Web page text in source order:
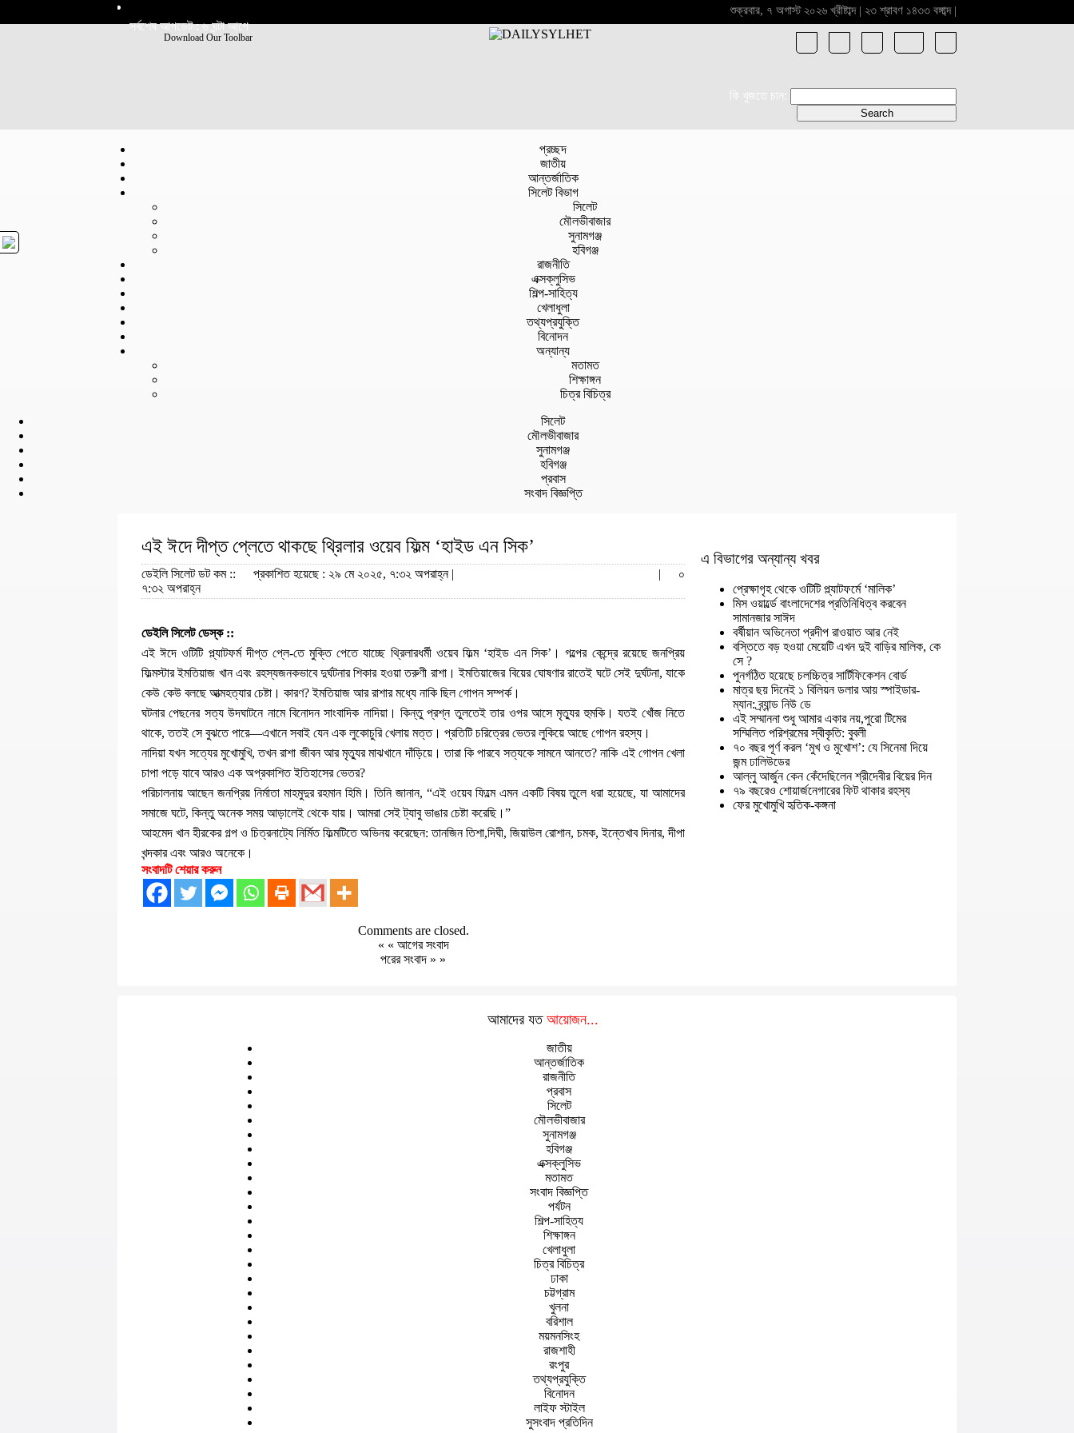
সর্বশেষ আপডেট : ৬ ঘন্টা আগে
শুক্রবার, ৭ অগাস্ট ২০২৬ খ্রীষ্টাব্দ | ২৩ শ্রাবণ ১৪৩৩ বঙ্গাব্দ |
Download Our Toolbar
কি খুজতে চান:
প্রচ্ছদ
জাতীয়
আন্তর্জাতিক
সিলেট বিভাগ
সিলেট
মৌলভীবাজার
সুনামগঞ্জ
হবিগঞ্জ
রাজনীতি
এক্সক্লুসিভ
শিল্প-সাহিত্য
খেলাধুলা
তথ্যপ্রযুক্তি
বিনোদন
অন্যান্য
মতামত
শিক্ষাঙ্গন
চিত্র বিচিত্র
সিলেট
মৌলভীবাজার
সুনামগঞ্জ
হবিগঞ্জ
প্রবাস
সংবাদ বিজ্ঞপ্তি
এই ঈদে দীপ্ত প্লেতে থাকছে থ্রিলার ওয়েব ফিল্ম ‘হাইড এন সিক’
ডেইলি সিলেট ডট কম ::
প্রকাশিত হয়েছে : ২৯ মে ২০২৫, ৭:৩২ অপরাহ্ন |
৭:৩২ অপরাহ্ন
| ০
ডেইলি সিলেট ডেস্ক ::
এই ঈদে ওটিটি প্ল্যাটফর্ম দীপ্ত প্লে-তে মুক্তি পেতে যাচ্ছে থ্রিলারধর্মী ওয়েব ফিল্ম ‘হাইড এন সিক’। গল্পের কেন্দ্রে রয়েছে জনপ্রিয়
ফিল্মস্টার ইমতিয়াজ খান এবং রহস্যজনকভাবে দুর্ঘটনার শিকার হওয়া তরুণী রাশা। ইমতিয়াজের বিয়ের ঘোষণার রাতেই ঘটে সেই দুর্ঘটনা, যাকে
কেউ কেউ বলছে আত্মহত্যার চেষ্টা। কারণ? ইমতিয়াজ আর রাশার মধ্যে নাকি ছিল গোপন সম্পর্ক।
ঘটনার পেছনের সত্য উদঘাটনে নামে বিনোদন সাংবাদিক নাদিয়া। কিন্তু প্রশ্ন তুলতেই তার ওপর আসে মৃত্যুর হুমকি। যতই খোঁজ নিতে
থাকে, ততই সে বুঝতে পারে—এখানে সবাই যেন এক লুকোচুরি খেলায় মত্ত। প্রতিটি চরিত্রের ভেতর লুকিয়ে আছে গোপন রহস্য।
নাদিয়া যখন সত্যের মুখোমুখি, তখন রাশা জীবন আর মৃত্যুর মাঝখানে দাঁড়িয়ে। তারা কি পারবে সত্যকে সামনে আনতে? নাকি এই গোপন খেলা
চাপা পড়ে যাবে আরও এক অপ্রকাশিত ইতিহাসের ভেতর?
পরিচালনায় আছেন জনপ্রিয় নির্মাতা মাহমুদুর রহমান হিমি। তিনি জানান, “এই ওয়েব ফিল্মে এমন একটি বিষয় তুলে ধরা হয়েছে, যা আমাদের
সমাজে ঘটে, কিন্তু অনেক সময় আড়ালেই থেকে যায়। আমরা সেই ট্যাবু ভাঙার চেষ্টা করেছি।”
আহমেদ খান হীরকের গল্প ও চিত্রনাট্যে নির্মিত ফিল্মটিতে অভিনয় করেছেন: তানজিন তিশা,দিঘী, জিয়াউল রোশান, চমক, ইন্তেখাব দিনার, দীপা
খন্দকার এবং আরও অনেকে।
সংবাদটি শেয়ার করুন
Comments are closed.
« « আগের সংবাদ
পরের সংবাদ » »
এ বিভাগের অন্যান্য খবর
প্রেক্ষাগৃহ থেকে ওটিটি প্ল্যাটফর্মে ‘মালিক’
মিস ওয়ার্ল্ডে বাংলাদেশের প্রতিনিধিত্ব করবেন
সামানজার সাঈদ
বর্ষীয়ান অভিনেতা প্রদীপ রাওয়াত আর নেই
বস্তিতে বড় হওয়া মেয়েটি এখন দুই বাড়ির মালিক, কে
সে ?
পুনর্গঠিত হয়েছে চলচ্চিত্র সার্টিফিকেশন বোর্ড
মাত্র ছয় দিনেই ১ বিলিয়ন ডলার আয় স্পাইডার-
ম্যান: ব্র্যান্ড নিউ ডে
এই সম্মাননা শুধু আমার একার নয়,পুরো টিমের
সম্মিলিত পরিশ্রমের স্বীকৃতি: বুবলী
৭০ বছর পূর্ণ করল ‘মুখ ও মুখোশ’: যে সিনেমা দিয়ে
জন্ম ঢালিউডের
আল্লু আর্জুন কেন কেঁদেছিলেন শ্রীদেবীর বিয়ের দিন
৭৯ বছরেও শোয়ার্জনেগারের ফিট থাকার রহস্য
ফের মুখোমুখি হৃতিক-কঙ্গনা
আমাদের যত আয়োজন...
জাতীয়
আন্তর্জাতিক
রাজনীতি
প্রবাস
সিলেট
মৌলভীবাজার
সুনামগঞ্জ
হবিগঞ্জ
এক্সক্লুসিভ
মতামত
সংবাদ বিজ্ঞপ্তি
পর্যটন
শিল্প-সাহিত্য
শিক্ষাঙ্গন
খেলাধুলা
চিত্র বিচিত্র
ঢাকা
চট্টগ্রাম
খুলনা
বরিশাল
ময়মনসিংহ
রাজশাহী
রংপুর
তথ্যপ্রযুক্তি
বিনোদন
লাইফ স্টাইল
সুসংবাদ প্রতিদিন